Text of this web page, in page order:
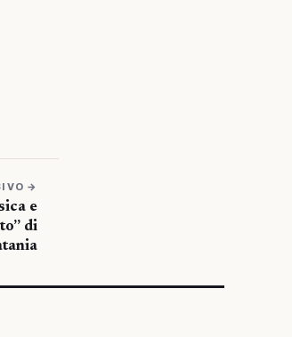
→
e
di